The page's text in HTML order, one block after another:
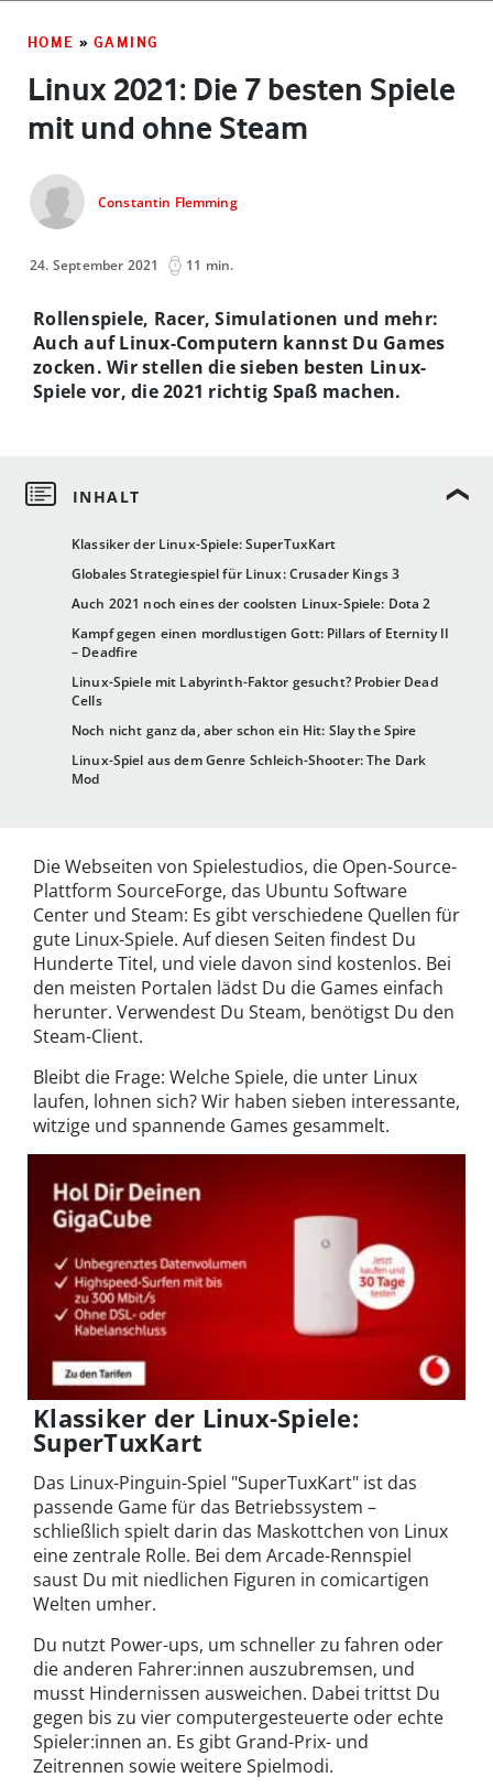
HOME » GAMING
Linux 2021: Die 7 besten Spiele
mit und ohne Steam
Constantin Flemming
24. September 2021 11 min.
Klassiker der Linux-Spiele: SuperTuxKart
Globales Strategiespiel für Linux: Crusader Kings 3
Auch 2021 noch eines der coolsten Linux-Spiele: Dota 2
Kampf gegen einen mordlustigen Gott: Pillars of Eternity II
– Deadfire
Linux-Spiele mit Labyrinth-Faktor gesucht? Probier Dead
Cells
Noch nicht ganz da, aber schon ein Hit: Slay the Spire
Linux-Spiel aus dem Genre Schleich-Shooter: The Dark
Mod
Rollenspiele, Racer, Simulationen und mehr:
Auch auf Linux-Computern kannst Du Games
zocken. Wir stellen die sieben besten Linux-
Spiele vor, die 2021 richtig Spaß machen.
Die Webseiten von Spielestudios, die Open-Source-
Plattform SourceForge, das Ubuntu Software
Center und Steam: Es gibt verschiedene Quellen für
gute Linux-Spiele. Auf diesen Seiten findest Du
Hunderte Titel, und viele davon sind kostenlos. Bei
den meisten Portalen lädst Du die Games einfach
herunter. Verwendest Du Steam, benötigst Du den
Steam-Client.
Bleibt die Frage: Welche Spiele, die unter Linux
laufen, lohnen sich? Wir haben sieben interessante,
witzige und spannende Games gesammelt.
Klassiker der Linux-Spiele:
SuperTuxKart
Das Linux-Pinguin-Spiel "SuperTuxKart" ist das
passende Game für das Betriebssystem –
schließlich spielt darin das Maskottchen von Linux
eine zentrale Rolle. Bei dem Arcade-Rennspiel
saust Du mit niedlichen Figuren in comicartigen
Welten umher.
Du nutzt Power-ups, um schneller zu fahren oder
die anderen Fahrer:innen auszubremsen, und
musst Hindernissen ausweichen. Dabei trittst Du
gegen bis zu vier computergesteuerte oder echte
Spieler:innen an. Es gibt Grand-Prix- und
Zeitrennen sowie weitere Spielmodi.